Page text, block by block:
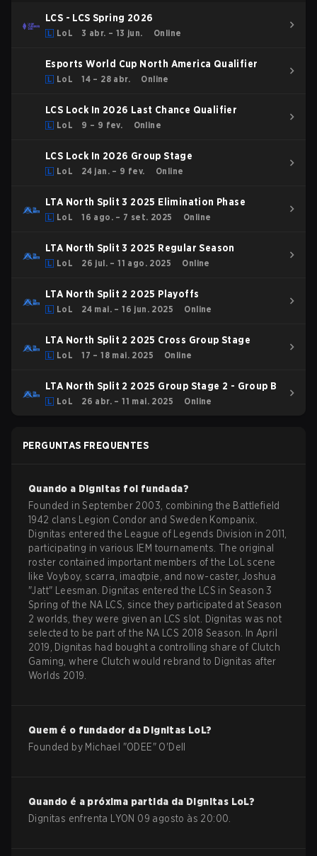
LCS - LCS Spring 2026
LoL 3 abr. – 13 jun. Online
Esports World Cup North America Qualifier
LoL 14 – 28 abr. Online
LCS Lock In 2026 Last Chance Qualifier
LoL 9 – 9 fev. Online
LCS Lock In 2026 Group Stage
LoL 24 jan. – 9 fev. Online
LTA North Split 3 2025 Elimination Phase
LoL 16 ago. – 7 set. 2025 Online
LTA North Split 3 2025 Regular Season
LoL 26 jul. – 11 ago. 2025 Online
LTA North Split 2 2025 Playoffs
LoL 24 mai. – 16 jun. 2025 Online
LTA North Split 2 2025 Cross Group Stage
LoL 17 – 18 mai. 2025 Online
LTA North Split 2 2025 Group Stage 2 - Group B
LoL 26 abr. – 11 mai. 2025 Online
PERGUNTAS FREQUENTES
Quando a Dignitas foi fundada?
Founded in September 2003, combining the Battlefield
1942 clans Legion Condor and Sweden Kompanix.
Dignitas entered the League of Legends Division in 2011,
participating in various IEM tournaments. The original
roster contained important members of the LoL scene
like Voyboy, scarra, imaqtpie, and now-caster, Joshua
"Jatt" Leesman. Dignitas entered the LCS in Season 3
Spring of the NA LCS, since they participated at Season
2 worlds, they were given an LCS slot. Dignitas was not
selected to be part of the NA LCS 2018 Season. In April
2019, Dignitas had bought a controlling share of Clutch
Gaming, where Clutch would rebrand to Dignitas after
Worlds 2019.
Quem é o fundador da Dignitas LoL?
Founded by Michael "ODEE" O'Dell
Quando é a próxima partida da Dignitas LoL?
Dignitas enfrenta LYON 09 agosto às 20:00.